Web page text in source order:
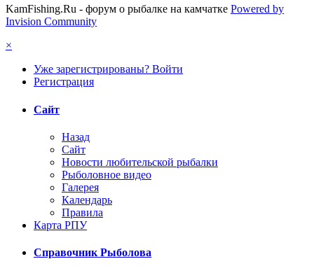
KamFishing.Ru - форум о рыбалке на камчатке Powered by
Invision Community
×
Уже зарегистрированы? Войти
Регистрация
Сайт
Назад
Сайт
Новости любительской рыбалки
Рыболовное видео
Галерея
Календарь
Правила
Карта РПУ
Справочник Рыболова